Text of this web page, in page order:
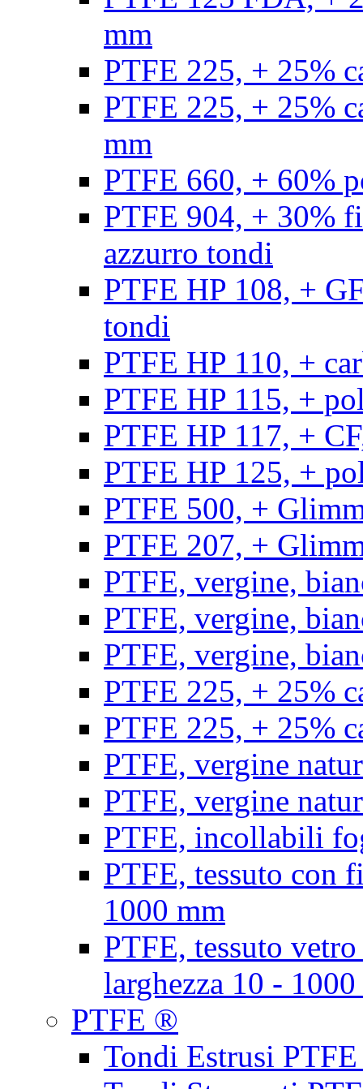
mm
PTFE 225, + 25%
PTFE 225, + 25%
mm
PTFE 660, + 60%
PTFE 904, + 30%
azzurro tondi
PTFE HP 108, +
tondi
PTFE HP 110, +
PTFE HP 115, +
PTFE HP 117, +
PTFE HP 125, +
PTFE 500, +
PTFE 207, +
PTFE, vergine,
PTFE, vergine,
PTFE, vergine,
PTFE 225, + 25%
PTFE 225, + 25%
PTFE, vergine
PTFE, vergine
PTFE, incollabili
PTFE, tessuto con
1000 mm
PTFE, tessuto
larghezza 10 -
PTFE ®
Tondi Estrusi